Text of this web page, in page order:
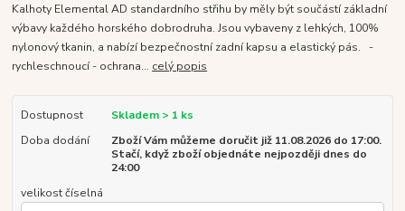
Kalhoty Elemental AD standardního střihu by měly být součástí základní
výbavy každého horského dobrodruha. Jsou vybaveny z lehkých, 100%
nylonový tkanin, a nabízí bezpečnostní zadní kapsu a elastický pás. -
rychleschnoucí - ochrana... celý popis
Dostupnost
Skladem > 1 ks
Doba dodání
Zboží Vám můžeme doručit již 11.08.2026 do 17:00.
Stačí, když zboží objednáte nejpozději dnes do
24:00
velikost číselná